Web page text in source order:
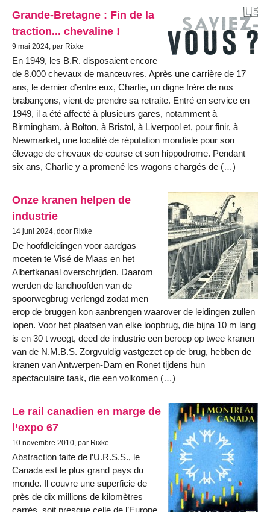
Grande-Bretagne : Fin de la
traction... chevaline !
9 mai 2024, par Rixke
En 1949, les B.R. disposaient encore
de 8.000 chevaux de manœuvres. Après une carrière de 17
ans, le dernier d’entre eux, Charlie, un digne frère de nos
brabançons, vient de prendre sa retraite. Entré en service en
1949, il a été affecté à plusieurs gares, notamment à
Birmingham, à Bolton, à Bristol, à Liverpool et, pour finir, à
Newmarket, une localité de réputation mondiale pour son
élevage de chevaux de course et son hippodrome. Pendant
six ans, Charlie y a promené les wagons chargés de (…)
Onze kranen helpen de
industrie
14 juni 2024, door Rixke
De hoofdleidingen voor aardgas
moeten te Visé de Maas en het
Albertkanaal overschrijden. Daarom
werden de landhoofden van de
spoorwegbrug verlengd zodat men
erop de bruggen kon aanbrengen waarover de leidingen zullen
lopen. Voor het plaatsen van elke loopbrug, die bijna 10 m lang
is en 30 t weegt, deed de industrie een beroep op twee kranen
van de N.M.B.S. Zorgvuldig vastgezet op de brug, hebben de
kranen van Antwerpen-Dam en Ronet tijdens hun
spectaculaire taak, die een volkomen (…)
Le rail canadien en marge de
l’expo 67
10 novembre 2010, par Rixke
Abstraction faite de l’U.R.S.S., le
Canada est le plus grand pays du
monde. Il couvre une superficie de
près de dix millions de kilomètres